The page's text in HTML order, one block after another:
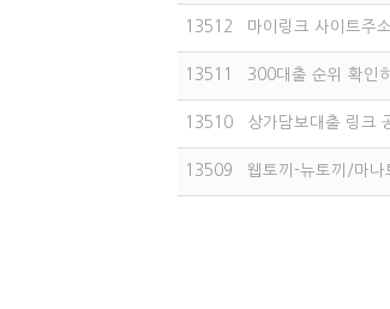
13512 마이링크 사이트주
13511 300대출 순위 확인
13510 상가담보대출 링크
13509 웹토끼-뉴토끼/마